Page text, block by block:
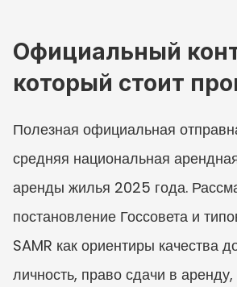
Официальный
который стоит
Полезная официальная
средняя национальная
аренды жилья 2025 года.
постановление Госсовета и
SAMR как ориентиры качества
личность, право сдачи в